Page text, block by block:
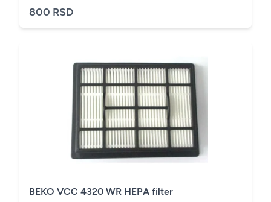
800 RSD
BEKO VCC 4320 WR HEPA filter